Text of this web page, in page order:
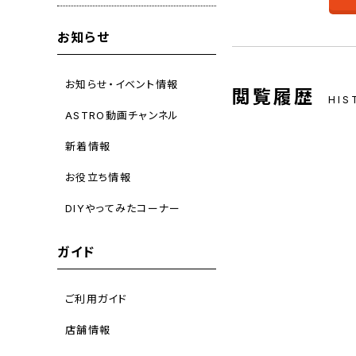
お知らせ
お知らせ・イベント情報
ASTRO動画チャンネル
新着情報
お役立ち情報
DIYやってみたコーナー
ガイド
ご利用ガイド
店舗情報
閲覧履歴